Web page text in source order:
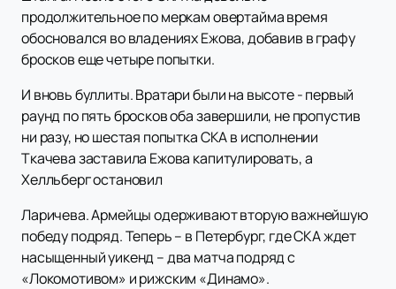
продолжительное по меркам овертайма время
обосновался во владениях Ежова, добавив в графу
бросков еще четыре попытки.
И вновь буллиты. Вратари были на высоте - первый
раунд по пять бросков оба завершили, не пропустив
ни разу, но шестая попытка СКА в исполнении
Ткачева заставила Ежова капитулировать, а
Хелльберг остановил
Ларичева. Армейцы одерживают вторую важнейшую
победу подряд. Теперь – в Петербург, где СКА ждет
насыщенный уикенд – два матча подряд с
«Локомотивом» и рижским «Динамо».